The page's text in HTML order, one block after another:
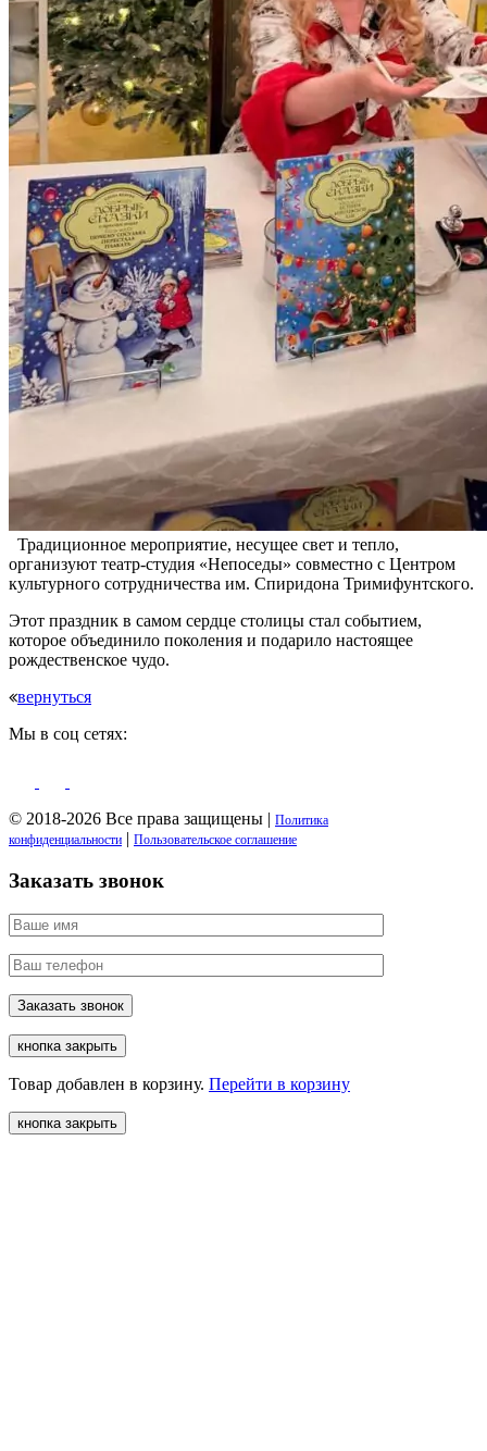
Традиционное мероприятие, несущее свет и тепло,
организуют театр-студия «Непоседы» совместно с Центром
культурного сотрудничества им. Спиридона Тримифунтского.
Этот праздник в самом сердце столицы стал событием,
которое объединило поколения и подарило настоящее
рождественское чудо.
вернуться
Мы в соц сетях:
© 2018-2026 Все права защищены | Политика
конфиденциальности | Пользовательское соглашение
Заказать звонок
кнопка закрыть
Товар добавлен в корзину. Перейти в корзину
кнопка закрыть